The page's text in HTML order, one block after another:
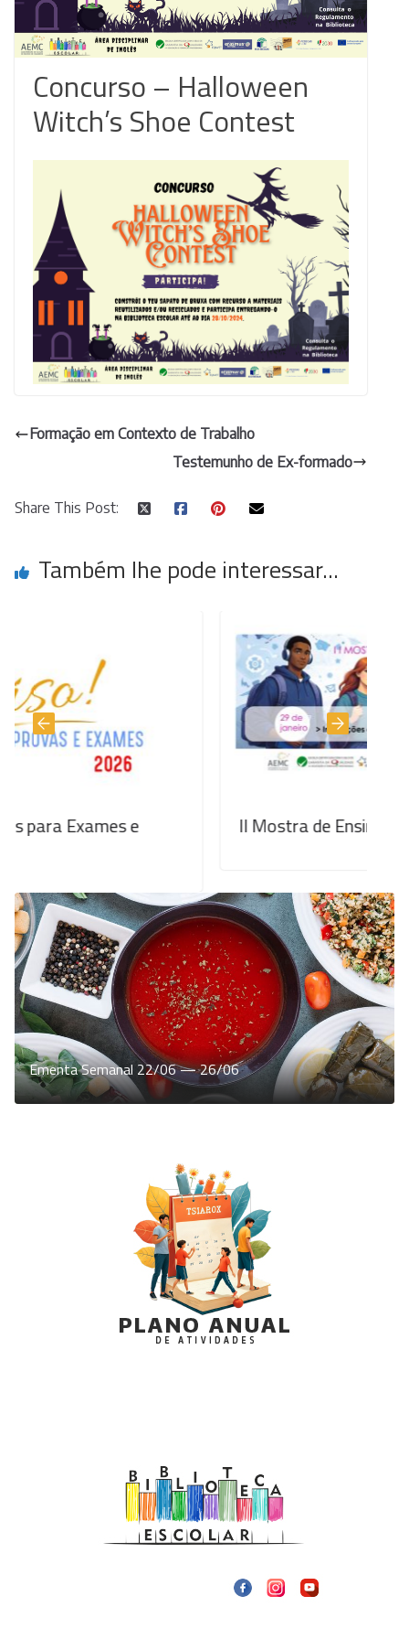
Concurso – Halloween
Witch’s Shoe Contest
Formação em Contexto de Trabalho
Testemunho de Ex-formado
Share This Post:
Também lhe pode interessar...
e II Mostra de Ensino – AEMC
Ementa Semanal 22/06 — 26/06